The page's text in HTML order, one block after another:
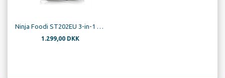
Ninja Foodi ST202EU 3-in-1 Toaster, Grill & Panini Press
1.299,00 DKK